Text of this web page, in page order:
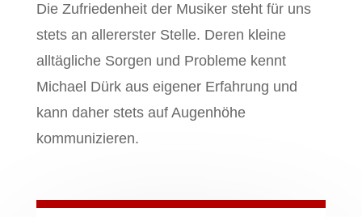
Die Zufriedenheit der Musiker steht für uns
stets an allererster Stelle. Deren kleine
alltägliche Sorgen und Probleme kennt
Michael Dürk aus eigener Erfahrung und
kann daher stets auf Augenhöhe
kommunizieren.